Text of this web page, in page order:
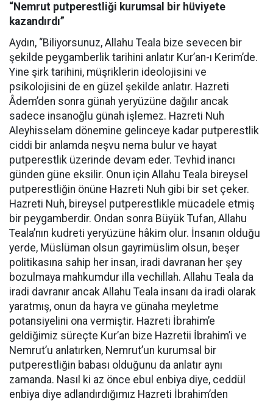
“Nemrut putperestliği kurumsal bir hüviyete
kazandırdı”
Aydın, “Biliyorsunuz, Allahu Teala bize sevecen bir
şekilde peygamberlik tarihini anlatır Kur’an-ı Kerim’de.
Yine şirk tarihini, müşriklerin ideolojisini ve
psikolojisini de en güzel şekilde anlatır. Hazreti
Âdem’den sonra günah yeryüzüne dağılır ancak
sadece insanoğlu günah işlemez. Hazreti Nuh
Aleyhisselam dönemine gelinceye kadar putperestlik
ciddi bir anlamda neşvu nema bulur ve hayat
putperestlik üzerinde devam eder. Tevhid inancı
günden güne eksilir. Onun için Allahu Teala bireysel
putperestliğin önüne Hazreti Nuh gibi bir set çeker.
Hazreti Nuh, bireysel putperestlikle mücadele etmiş
bir peygamberdir. Ondan sonra Büyük Tufan, Allahu
Teala’nın kudreti yeryüzüne hâkim olur. İnsanın olduğu
yerde, Müslüman olsun gayrimüslim olsun, beşer
politikasına sahip her insan, iradi davranan her şey
bozulmaya mahkumdur illa vechillah. Allahu Teala da
iradi davranır ancak Allahu Teala insanı da iradi olarak
yaratmış, onun da hayra ve günaha meyletme
potansiyelini ona vermiştir. Hazreti İbrahim’e
geldiğimiz süreçte Kur’an bize Hazretii İbrahim’i ve
Nemrut’u anlatırken, Nemrut’un kurumsal bir
putperestliğin babası olduğunu da anlatır aynı
zamanda. Nasıl ki az önce ebul enbiya diye, ceddül
enbiya diye adlandırdığımız Hazreti İbrahim’den